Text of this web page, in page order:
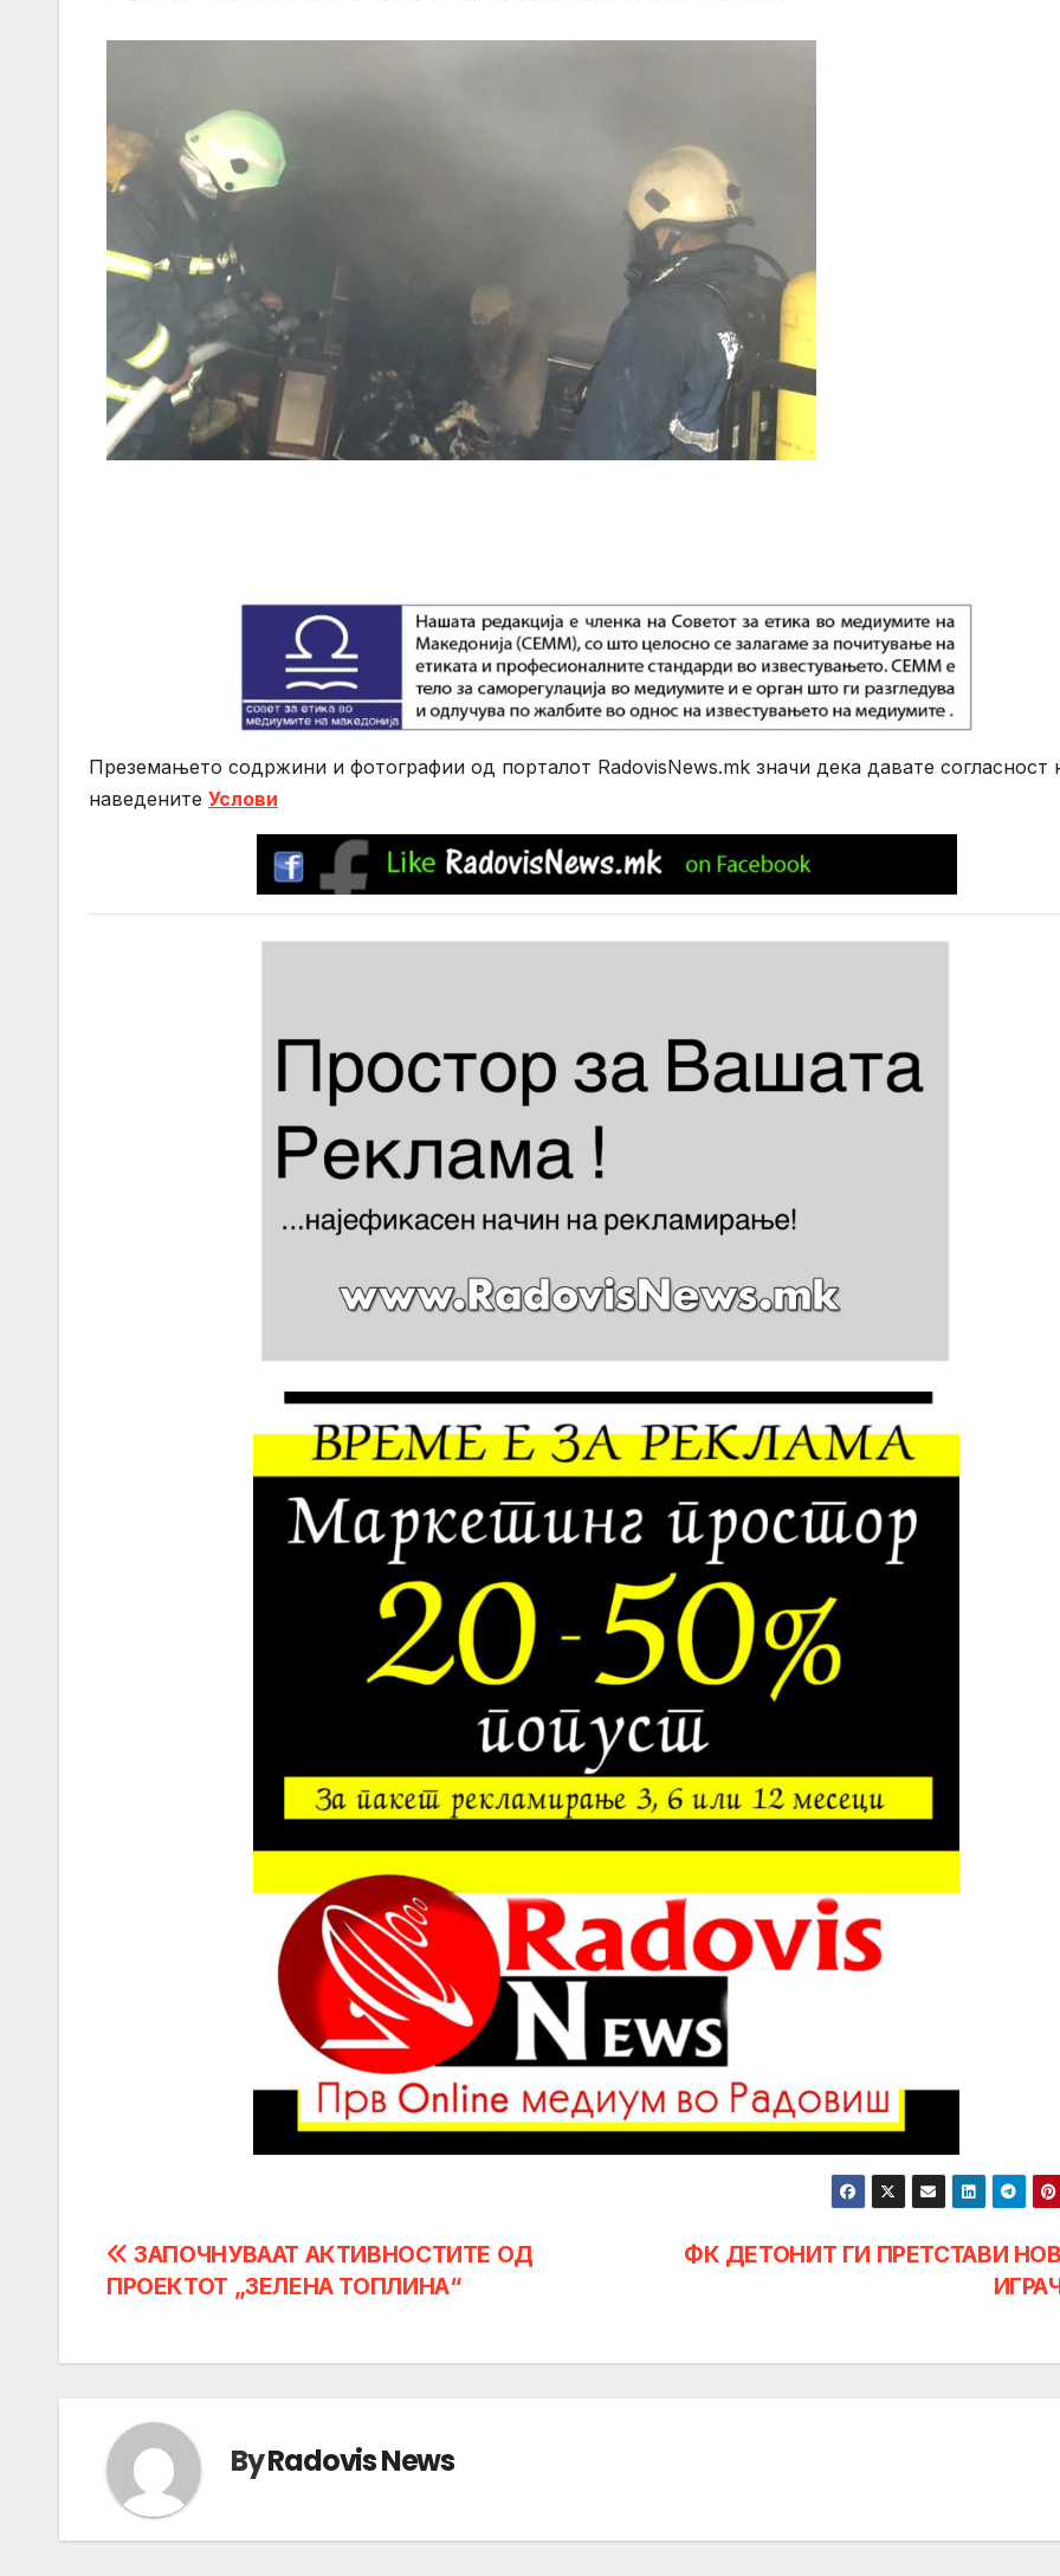
Преземањето содржини и фотографии од порталот RadovisNews.mk значи дека давате согласност
нaведените Услови
Post
navigation
ФК ДЕТОНИТ ГИ ПРЕТСТАВИ
ЗАПОЧНУВААТ АКТИВНОСТИТЕ ОД
ПРОЕКТОТ „ЗЕЛЕНА ТОПЛИНА“
ByRadovis News